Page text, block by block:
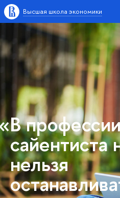
Высшая школа экономики
сайентиста
нельзя